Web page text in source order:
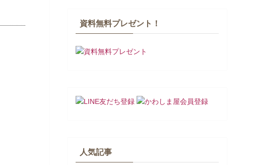
資料無料プレゼント！
人気記事